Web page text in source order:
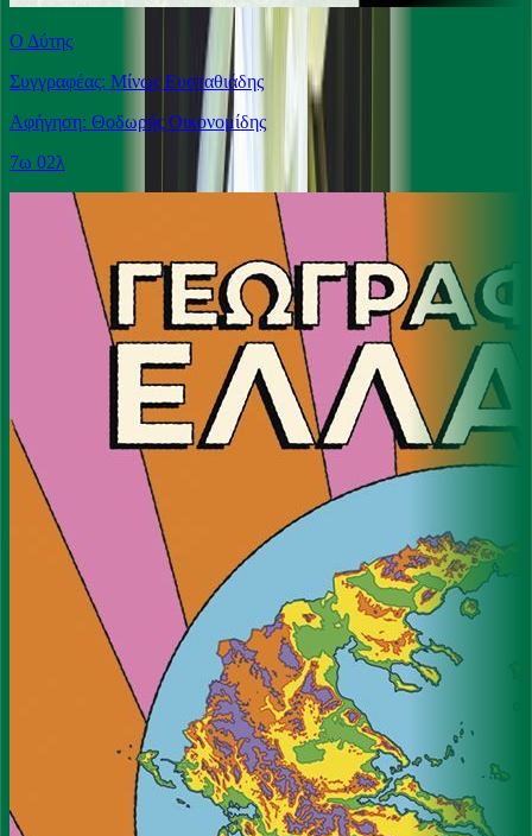
Ο Δύτης
Συγγραφέας: Μίνως Ευσταθιάδης
Αφήγηση: Θοδωρής Οικονομίδης
7ω 02λ